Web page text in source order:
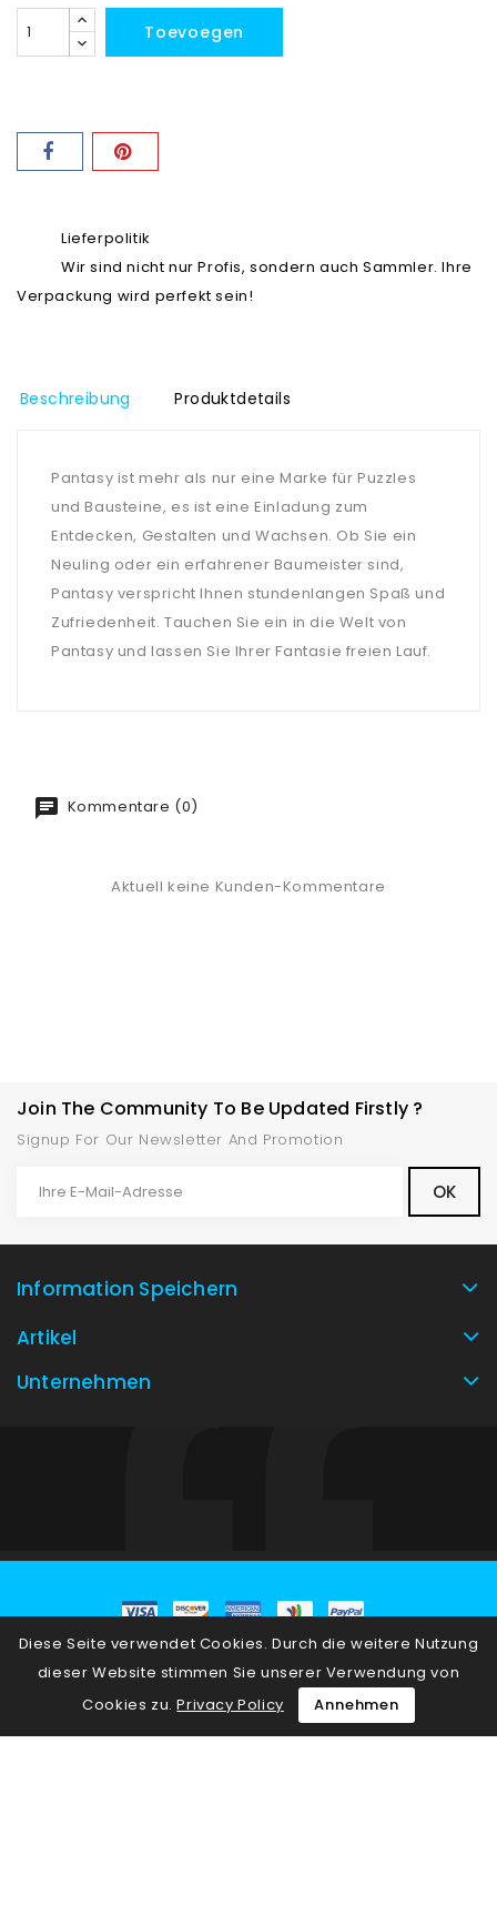
Toevoegen
Lieferpolitik
Wir sind nicht nur Profis, sondern auch Sammler. Ihre
Verpackung wird perfekt sein!
Beschreibung Produktdetails
Pantasy ist mehr als nur eine Marke für Puzzles
und Bausteine, es ist eine Einladung zum
Entdecken, Gestalten und Wachsen. Ob Sie ein
Neuling oder ein erfahrener Baumeister sind,
Pantasy verspricht Ihnen stundenlangen Spaß und
Zufriedenheit. Tauchen Sie ein in die Welt von
Pantasy und lassen Sie Ihrer Fantasie freien Lauf.
Kommentare (0)
Aktuell keine Kunden-Kommentare
Join The Community To Be Updated Firstly ?
Signup For Our Newsletter And Promotion
Information Speichern
Artikel
Unternehmen
Diese Seite verwendet Cookies. Durch die weitere Nutzung
dieser Website stimmen Sie unserer Verwendung von
Cookies zu. Privacy Policy Annehmen
© 2026 - E-Commerce-Software von PrestaShop™